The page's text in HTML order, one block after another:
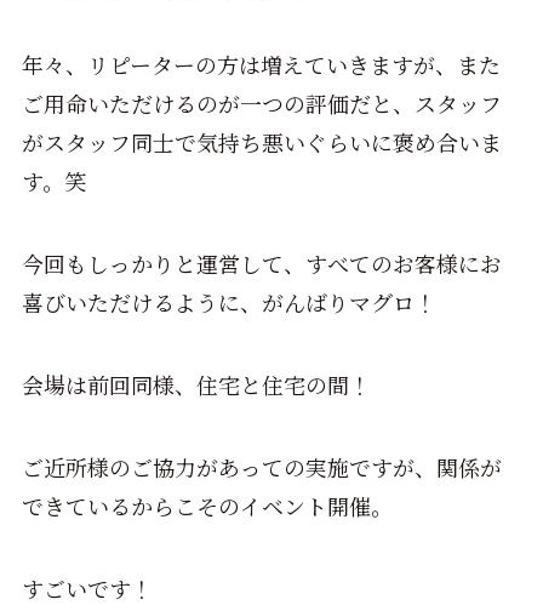
年々、リピーターの方は増えていきますが、また
ご用命いただけるのが一つの評価だと、スタッフ
がスタッフ同士で気持ち悪いぐらいに褒め合いま
す。笑
今回もしっかりと運営して、すべてのお客様にお
喜びいただけるように、がんばりマグロ！
会場は前回同様、住宅と住宅の間！
ご近所様のご協力があっての実施ですが、関係が
できているからこそのイベント開催。
すごいです！